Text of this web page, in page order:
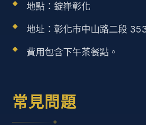
地點：錠嵂彰化
地址：彰化市中山路二段
費用包含下午茶餐點。
常見問題
◆